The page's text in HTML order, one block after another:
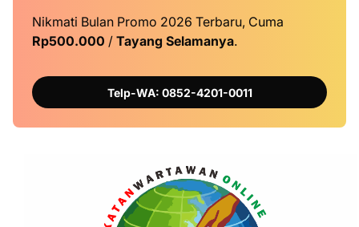
Nikmati Bulan Promo 2026 Terbaru, Cuma
Rp500.000 / Tayang Selamanya.
Telp-WA: 0852-4201-0011